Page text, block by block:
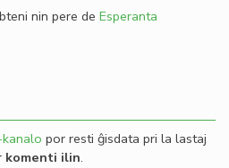
nin pere de Esperanta
por resti ĝisdata pri la lastaj
komenti ilin.